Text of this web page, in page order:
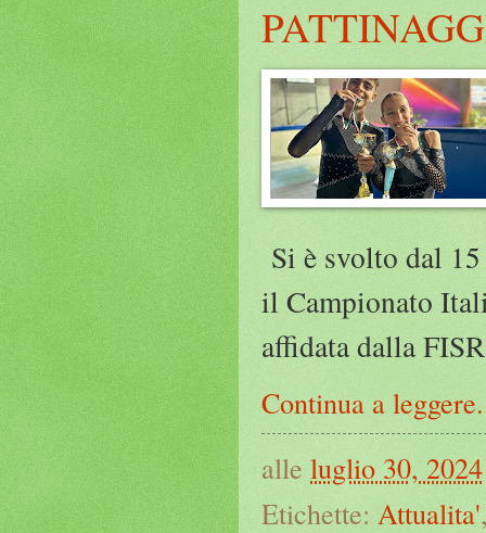
Si è svolto dal
il Campionato
affidata dalla
Continua a
alle luglio 30, 2024
Etichette: Attualita'